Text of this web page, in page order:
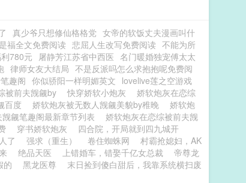
每天哀嚎我的小舅子也太可爱了吧怎么会这
娇包受苏西：姐夫，这个游戏我过不了关，
帮我过下。仙尊扔下手中正在刷的碗，喊道：“这就来！” 娇软炮灰在恋综被前夫觊觎
真少爷只想修仙格格党 女帝的软饭丈夫漫画叫什
福全文免费阅读 悲屈人生改写免费阅读 不能为所
780元 屠静芳江苏省中西医 名门暖婚独宠傅太太
律师女友大结局 不是反派吗怎么求抱抱呢免费阅
趣阁 你似骄阳一样明媚英文 lovelive莲之空游戏
被前夫觊觎by 快穿娇软小炮灰
娇软炮灰在恋综
百度 娇软炮灰被无数人觊觎美貌by稚晚
娇软炮
觎笔趣阁最新章节列表
娇软炮灰在恋综被前夫觊
穿书娇软炮灰
四合院，开局就到四九城开
了 强求（重生） 卷住蜘蛛网
村霸抢媳妇，AK
绝品天医 上错婚车，错娶千亿女总裁
帝尊龙
的 黑龙医尊
末日捡到傻白甜后，我靠系统横扫废